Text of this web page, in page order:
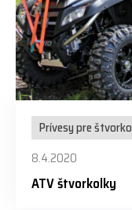
Prívesy pre
8.4.2020
ATV štvorkolky